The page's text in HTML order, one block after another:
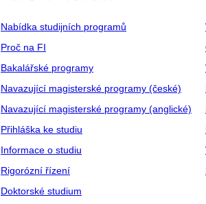
Nabídka studijních programů
Proč na FI
Bakalářské programy
Navazující magisterské programy (české)
Navazující magisterské programy (anglické)
Přihláška ke studiu
Informace o studiu
Rigorózní řízení
Doktorské studium